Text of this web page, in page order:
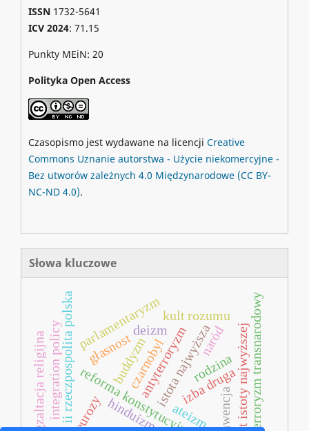
ISSN1732-5641
ICV 2024: 71.15
Punkty MEiN: 20
Polityka Open Access
Czasopismo jest wydawane na licencji Creative
Commons Uznanie autorstwa - Użycie niekomercyjne -
Bez utworów zależnych 4.0 Międzynarodowe (CC BY-
NC-ND 4.0).
Słowa kluczowe
rodzina
reforma konstytucyjna
istota najwyższa kult istoty najwyższej
kult rozumu
ii rzeczpospolita polska izba druga
parlamentaryzm
hinduizm
buddyzm terroryzm transnarodowy
antyterroryzm
czarnobyl
konwencja
deizm
głasnost
integration policy
egzaltacja religijna neurozy ateizm
naród